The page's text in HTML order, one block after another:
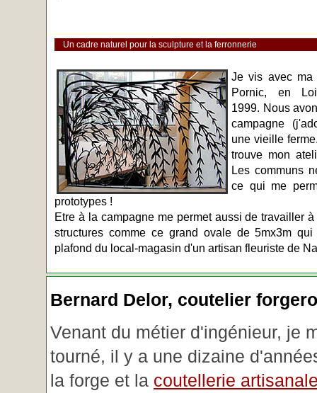
Un cadre naturel pour la sculpture et la ferronnerie
Je vis avec ma
Pornic, en
1999. Nous
campagne
une vieille
trouve mon
Les communs
ce qui me
prototypes !
Etre à la campagne me permet aussi de travailler
structures comme ce grand ovale de 5mx3m
plafond du local-magasin d'un artisan fleuriste de
Bernard Delor, coutelier
Venant du métier d'ingénieur, je
tourné, il y a une dizaine
la forge et la coutellerie